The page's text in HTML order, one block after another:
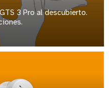
3 Pro al descubierto.